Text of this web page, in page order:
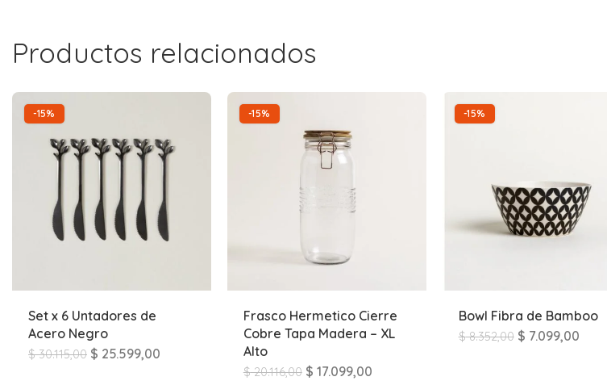
Productos relacionados
-15%
Set x 6 Untadores de
Acero Negro
$30.115,00 $ 25.599,00
-15%
Frasco Hermetico Cierre
Cobre Tapa Madera – XL
Alto
$20.116,00 $ 17.099,00
-15%
Bowl Fibra de Bamboo
$8.352,00 $ 7.099,00